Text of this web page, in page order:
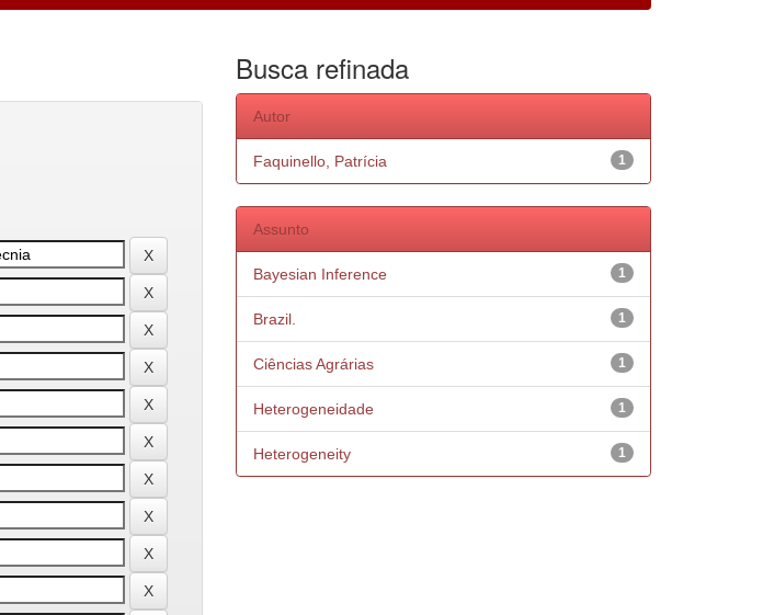
Busca refinada
Autor
1
Faquinello, Patrícia
Assunto
1
Bayesian Inference
1
Brazil.
1
Ciências Agrárias
1
Heterogeneidade
1
Heterogeneity